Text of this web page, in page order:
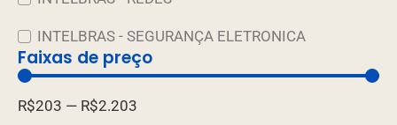
INTELBRAS - SEGURANÇA ELETRONICA
Faixas de preço
R$203 — R$2.203